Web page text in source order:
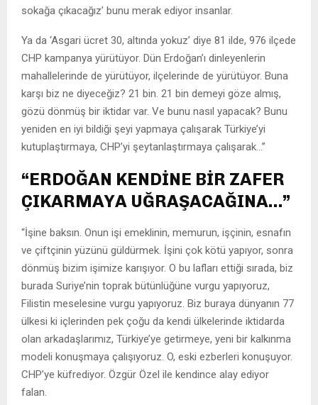
sokağa çıkacağız’ bunu merak ediyor insanlar.
Ya da ‘Asgari ücret 30, altında yokuz’ diye 81 ilde, 976 ilçede
CHP kampanya yürütüyor. Dün Erdoğan’ı dinleyenlerin
mahallelerinde de yürütüyor, ilçelerinde de yürütüyor. Buna
karşı biz ne diyeceğiz? 21 bin. 21 bin demeyi göze almış,
gözü dönmüş bir iktidar var. Ve bunu nasıl yapacak? Bunu
yeniden en iyi bildiği şeyi yapmaya çalışarak Türkiye’yi
kutuplaştırmaya, CHP’yi şeytanlaştırmaya çalışarak…”
“ERDOĞAN KENDİNE BİR ZAFER
ÇIKARMAYA UĞRAŞACAĞINA…”
“İşine baksın. Onun işi emeklinin, memurun, işçinin, esnafın
ve çiftçinin yüzünü güldürmek. İşini çok kötü yapıyor, sonra
dönmüş bizim işimize karışıyor. O bu lafları ettiği sırada, biz
burada Suriye’nin toprak bütünlüğüne vurgu yapıyoruz,
Filistin meselesine vurgu yapıyoruz. Biz buraya dünyanın 77
ülkesi ki içlerinden pek çoğu da kendi ülkelerinde iktidarda
olan arkadaşlarımız, Türkiye’ye getirmeye, yeni bir kalkınma
modeli konuşmaya çalışıyoruz. O, eski ezberleri konuşuyor.
CHP’ye küfrediyor. Özgür Özel ile kendince alay ediyor
falan.